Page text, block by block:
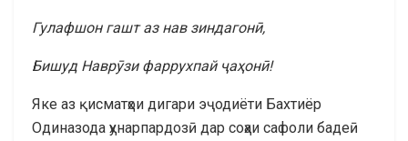
Гулафшон гашт аз нав зиндагонӣ,
Бишуд Наврӯзи фаррухпай ҷаҳонӣ!
Яке аз қисматҳои дигари эҷодиёти Бахтиёр
Одиназода ҳунарпардозӣ дар соҳаи сафоли бадеӣ